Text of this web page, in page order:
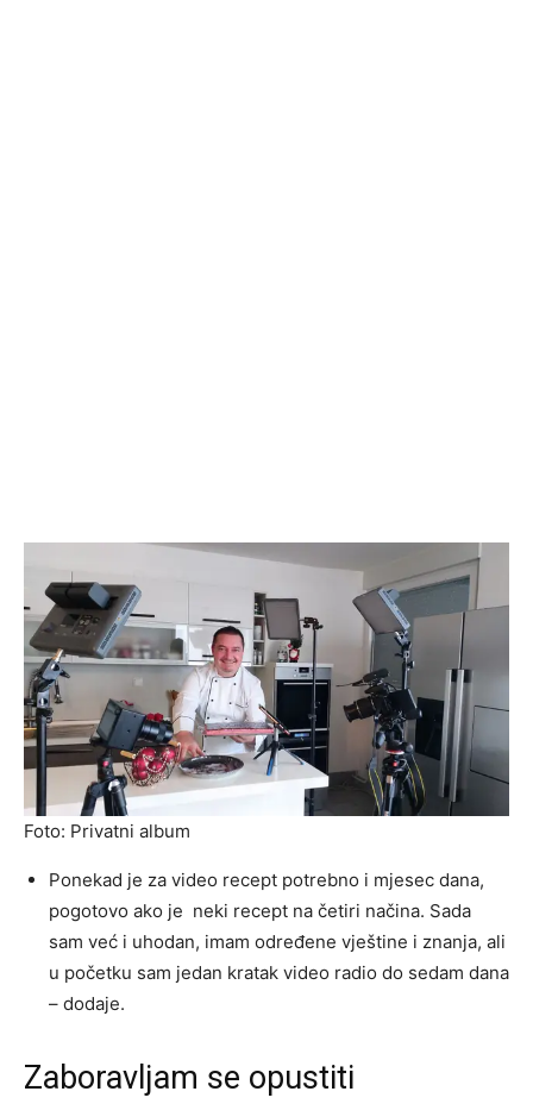
Foto: Privatni album
Ponekad je za video recept potrebno i mjesec dana,
pogotovo ako je neki recept na četiri načina. Sada
sam već i uhodan, imam određene vještine i znanja, ali
u početku sam jedan kratak video radio do sedam dana
– dodaje.
Zaboravljam se opustiti